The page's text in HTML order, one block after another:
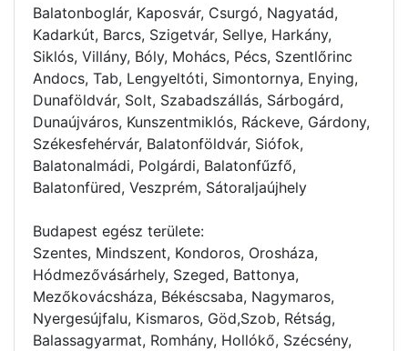
Balatonboglár, Kaposvár, Csurgó, Nagyatád,
Kadarkút, Barcs, Szigetvár, Sellye, Harkány,
Siklós, Villány, Bóly, Mohács, Pécs, Szentlőrinc
Andocs, Tab, Lengyeltóti, Simontornya, Enying,
Dunaföldvár, Solt, Szabadszállás, Sárbogárd,
Dunaújváros, Kunszentmiklós, Ráckeve, Gárdony,
Székesfehérvár, Balatonföldvár, Siófok,
Balatonalmádi, Polgárdi, Balatonfűzfő,
Balatonfüred, Veszprém, Sátoraljaújhely
Budapest egész területe:
Szentes, Mindszent, Kondoros, Orosháza,
Hódmezővásárhely, Szeged, Battonya,
Mezőkovácsháza, Békéscsaba, Nagymaros,
Nyergesújfalu, Kismaros, Göd,Szob, Rétság,
Balassagyarmat, Romhány, Hollókő, Szécsény,